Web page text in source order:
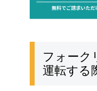
フォーク
運転する